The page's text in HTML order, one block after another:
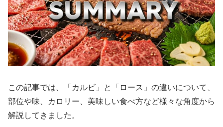
この記事では、「カルビ」と「ロース」の違いについて、
部位や味、カロリー、美味しい食べ方など様々な角度から
解説してきました。